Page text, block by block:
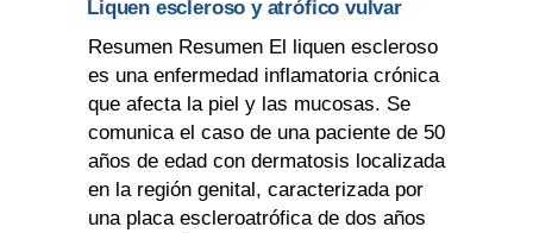
Liquen escleroso y atrófico vulvar
Resumen Resumen El liquen escleroso
es una enfermedad inflamatoria crónica
que afecta la piel y las mucosas. Se
comunica el caso de una paciente de 50
años de edad con dermatosis localizada
en la región genital, caracterizada por
una placa escleroatrófica de dos años